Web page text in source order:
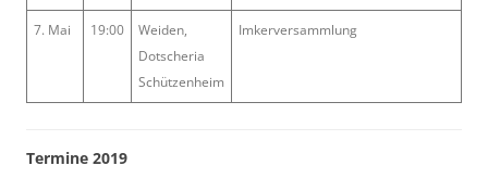
7. Mai 19:00
Weiden,
Dotscheria
Schützenheim
Imkerversammlung
Termine 2019